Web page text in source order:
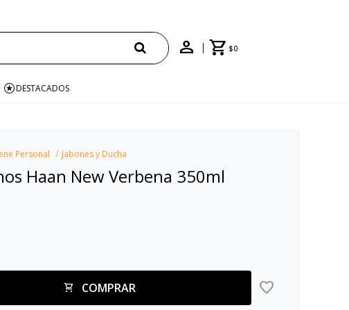
$0
DESTACADOS
Personal Jabones y Ducha
Haan New Verbena 350ml
COMPRAR